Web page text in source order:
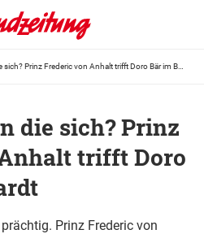
die sich? Prinz
trifft Doro
Prinz Frederic von